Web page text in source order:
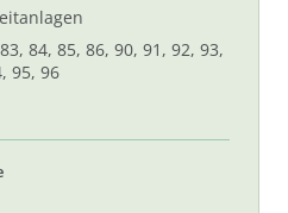
84, 85, 86, 90, 91, 92, 93,
95, 96